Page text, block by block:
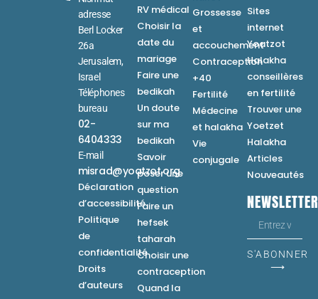
adresse
Berl Locker
26a
Jerusalem,
Israel
Téléphones
bureau
02-
6404333
E-mail
misrad@yoatzot.org
Déclaration
d’accessibilité
Politique
de
confidentialité
Droits
d’auteurs
RV médical
Choisir la
date du
mariage
Faire une
bedikah
Un doute
sur ma
bedikah
Savoir
poser une
question
Faire un
hefsek
taharah
Choisir une
contraception
Quand la
Grossesse
et
accouchement
Contraception
+40
Fertilité
Médecine
et halakha
Vie
conjugale
Sites
internet
Yoatzot
Halakha
conseillères
en fertilité
Trouver une
Yoetzet
Halakha
Articles
Nouveautés
S'ABONNER
⟶